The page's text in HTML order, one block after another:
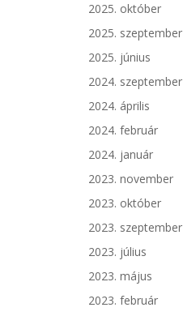
2025. október
2025. szeptember
2025. június
2024. szeptember
2024. április
2024. február
2024. január
2023. november
2023. október
2023. szeptember
2023. július
2023. május
2023. február